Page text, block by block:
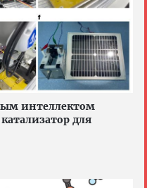
интеллектом
для